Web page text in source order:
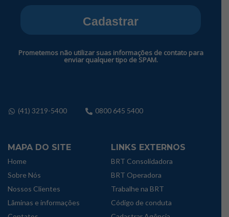
Cadastrar
Prometemos não utilizar suas informações de contato para
enviar qualquer tipo de SPAM.
(41) 3219-5400 0800 645 5400
MAPA DO SITE
Home
Sobre Nós
Nossos Clientes
Lâminas e informações
LINKS EXTERNOS
BRT Consolidadora
BRT Operadora
Trabalhe na BRT
Código de conduta